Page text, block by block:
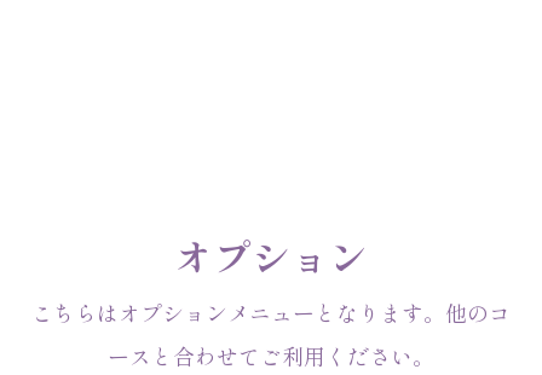
オプション
こちらはオプションメニューとなります。他のコ
ースと合わせてご利用ください。